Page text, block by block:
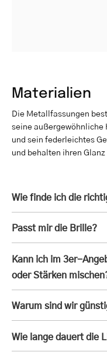
Materialien
Die Metallfassungen
seine
und sein federleichtes
und behalten ihren
Wie finde ich die
Passt mir die Brille?
Kann ich im 3er-
oder Stärken
Warum sind wir
Wie lange dauert die